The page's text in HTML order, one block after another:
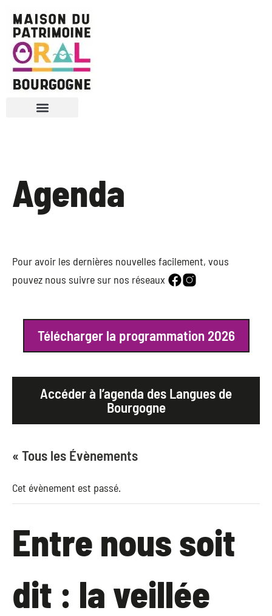
Agenda
Pour avoir les dernières nouvelles facilement, vous
pouvez nous suivre sur nos réseaux
Télécharger la programmation 2026
Accéder à l’agenda des Langues de
Bourgogne
« Tous les Évènements
Cet évènement est passé.
Entre nous soit
dit : la veillée